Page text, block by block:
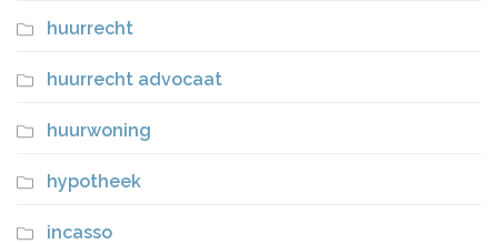
huurrecht
huurrecht advocaat
huurwoning
hypotheek
incasso